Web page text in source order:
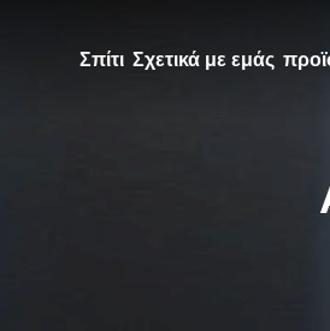
Σπίτι Σχετικά με εμάς